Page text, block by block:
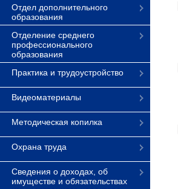
Отдел дополнительного
образования
Отделение среднего
профессионального
образования
Практика и трудоустройство
Видеоматериалы
Методическая копилка
Охрана труда
Сведения о доходах, об
имуществе и обязательствах